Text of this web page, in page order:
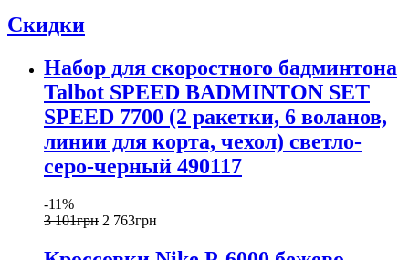
Скидки
Набор для скоростного бадминтона
Talbot SPEED BADMINTON SET
SPEED 7700 (2 ракетки, 6 воланов,
линии для корта, чехол) светло-
серо-черный 490117
-11%
3 101грн 2 763грн